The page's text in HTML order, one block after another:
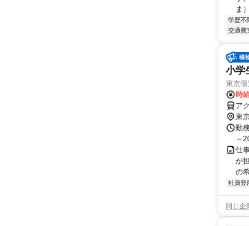
ま
学歴不
交通費
小学
東京
時
ア
東
勤
～
仕
が
の
社員登
同じ企